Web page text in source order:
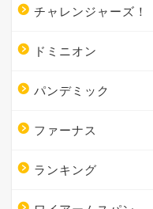
チャレンジャーズ！
ドミニオン
パンデミック
ファーナス
ランキング